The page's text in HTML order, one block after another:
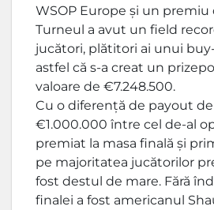
WSOP Europe și un premiu
Turneul a avut un field
jucători, plătitori ai unui
astfel că s-a creat un
valoare de €7.248.500.
Cu o diferență de payout
€1.000.000 între cel de-al
premiat la masa finală și
pe majoritatea jucătorilor
fost destul de mare. Fără
finalei a fost americanul